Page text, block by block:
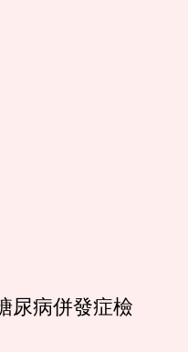
尿病併發症檢